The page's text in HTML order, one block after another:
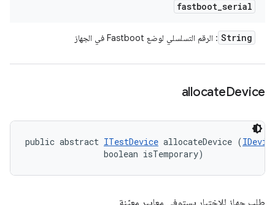
fastboot_serial
String : الرقم التسلسلي لوضع Fastboot في الجهاز
allocateDevice
public abstract ITestDevice allocateDevice (
                boolean isTemporary)
طلب جهاز للاختبار يستوفي معايير معيّنة